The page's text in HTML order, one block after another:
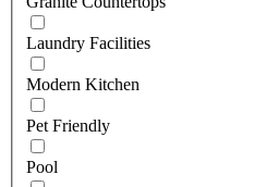
Laundry Facilities
Modern Kitchen
Pet Friendly
Pool